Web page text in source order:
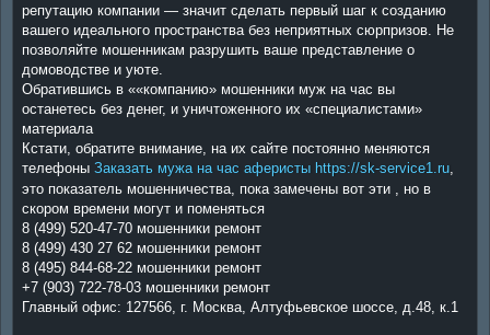
репутацию компании — значит сделать первый шаг к созданию
вашего идеального пространства без неприятных сюрпризов. Не
позволяйте мошенникам разрушить ваше представление о
домоводстве и уюте.
Обратившись в ««компанию» мошенники муж на час вы
останетесь без денег, и уничтоженного их «специалистами»
материала
Кстати, обратите внимание, на их сайте постоянно меняются
телефоны Заказать мужа на час аферисты https://sk-service1.ru
это показатель мошенничества, пока замечены вот эти , но в
скором времени могут и поменяться
8 (499) 520-47-70 мошенники ремонт
8 (499) 430 27 62 мошенники ремонт
8 (495) 844-68-22 мошенники ремонт
+7 (903) 722-78-03 мошенники ремонт
Главный офис: 127566, г. Москва, Алтуфьевское шоссе, д.48, к.1